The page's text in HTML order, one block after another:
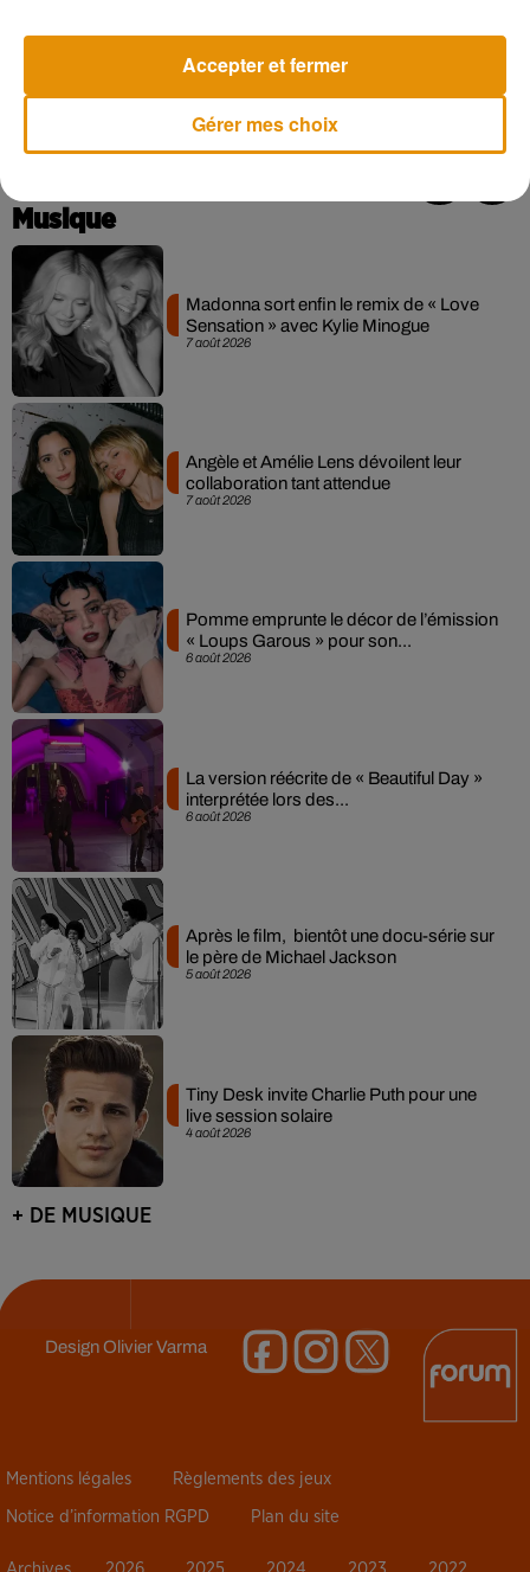
de son côté confié son époux Galip.
femme que j’ai toujours voulu avoir. C’est un diamant brut au
coeur pur", a-t-il ajouté.
Musique
7 août 2026
Madonna sort enfin le remix de « Love
Sensation » avec Kylie Minogue
7 août 2026
Angèle et Amélie Lens dévoilent leur
collaboration tant attendue
6 août 2026
Pomme emprunte le décor de l’émission
« Loups Garous » pour son...
6 août 2026
La version réécrite de « Beautiful Day »
interprétée lors des...
5 août 2026
Après le film, bientôt une docu-série sur
le père de Michael Jackson
4 août 2026
Tiny Desk invite Charlie Puth pour une
live session solaire
+ DE MUSIQUE
DesignOlivier Varma
Mentions légales Règlements des jeux
Notice d’information RGPD Plan du site
Gérer mes choix
Accepter et fermer